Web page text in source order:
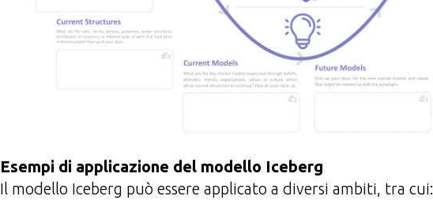
Esempi di applicazione del modello Iceberg
Il modello Iceberg può essere applicato a diversi ambiti, tra cui: